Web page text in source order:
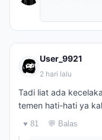
User_9921
2 hari lalu
Tadi liat ada
temen hati-hati ya
♥ 81 💬 Balas